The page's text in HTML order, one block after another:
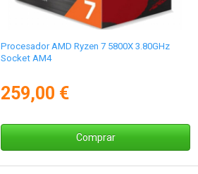
Procesador AMD Ryzen 7 5800X 3.80GHz
Socket AM4
259,00 €
Comprar